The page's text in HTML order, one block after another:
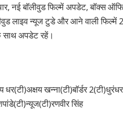
नई बॉलीवुड फिल्में अपडेट, बॉक्स
लाइव न्यूज टुडे और आने वाली
साथ अपडेट रहें।
खन्ना(टी)बॉर्डर
सिंह